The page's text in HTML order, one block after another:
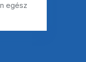
egész